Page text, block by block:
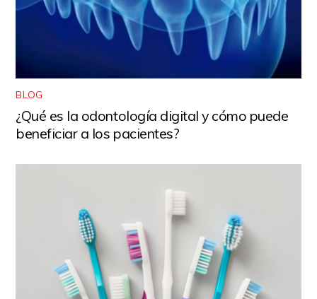
BLOG
¿Qué es la odontología digital y cómo puede
beneficiar a los pacientes?